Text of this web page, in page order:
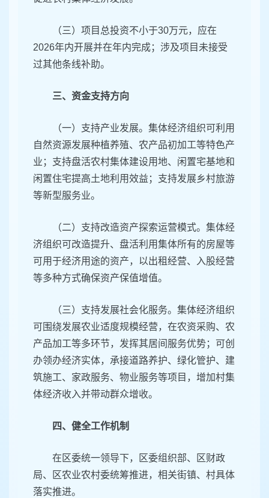
（三）项目总投资不小于30万元，应在
2026年内开展并在年内完成；涉及项目未接受
过其他条线补助。
三、资金支持方向
（一）支持产业发展。集体经济组织可利用
自然资源发展种植养殖、农产品初加工等特色产
业；支持盘活农村集体建设用地、闲置宅基地和
闲置住宅提高土地利用效益；支持发展乡村旅游
等新型服务业。
（二）支持改造资产探索运营模式。集体经
济组织可改造提升、盘活利用集体所有的房屋等
可用于经济用途的资产，以出租经营、入股经营
等多种方式确保资产保值增值。
（三）支持发展社会化服务。集体经济组织
可围绕发展农业适度规模经营，在农资采购、农
产品加工等多环节，发挥其居间服务优势；可创
办领办经济实体，承接道路养护、绿化管护、建
筑施工、家政服务、物业服务等项目，增加村集
体经济收入并带动群众增收。
四、健全工作机制
在区委统一领导下，区委组织部、区财政
局、区农业农村委统筹推进，相关街镇、村具体
落实推进。